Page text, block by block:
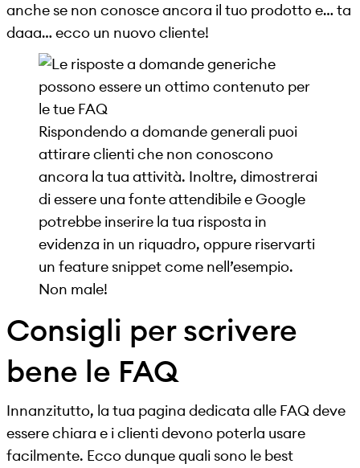
anche se non conosce ancora il tuo prodotto e… ta
daaa… ecco un nuovo cliente!
Rispondendo a domande generali puoi
attirare clienti che non conoscono
ancora la tua attività. Inoltre, dimostrerai
di essere una fonte attendibile e Google
potrebbe inserire la tua risposta in
evidenza in un riquadro, oppure riservarti
un feature snippet come nell’esempio.
Non male!
Consigli per scrivere
bene le FAQ
Innanzitutto, la tua pagina dedicata alle FAQ deve
essere chiara e i clienti devono poterla usare
facilmente. Ecco dunque quali sono le best